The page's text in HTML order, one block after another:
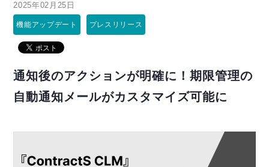
2025年02月25日
機能アップデート プレスリリース
通知後のアクションが明確に！期限管理の
自動通知メールがカスタマイズ可能に